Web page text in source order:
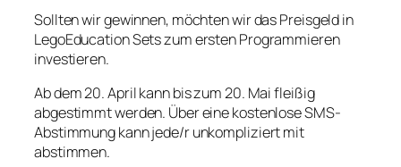
Sollten wir gewinnen, möchten wir das Preisgeld in
LegoEducation Sets zum ersten Programmieren
investieren.
Ab dem 20. April kann bis zum 20. Mai fleißig
abgestimmt werden. Über eine kostenlose SMS-
Abstimmung kann jede/r unkompliziert mit
abstimmen.